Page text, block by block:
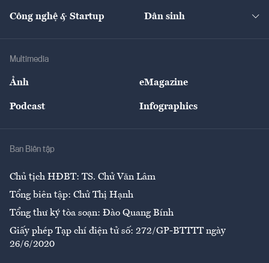
Tư vấn Nông sản
Giải trí
Công nghệ & Startup Dân sinh
Multimedia
Ảnh eMagazine
Podcast Infographics
Ban Biên tập
Chủ tịch HĐBT: TS. Chử Văn Lâm
Tổng biên tập: Chử Thị Hạnh
Tổng thư ký tòa soạn: Đào Quang Bính
Giấy phép Tạp chí điện tử số: 272/GP-BTTTT ngày
26/6/2020